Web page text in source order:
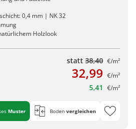
0,4 mm | NK 32
Holzlook
statt 38,40 €/m²
32,99 €/m²
5,41 €/m²
Muster Boden vergleichen